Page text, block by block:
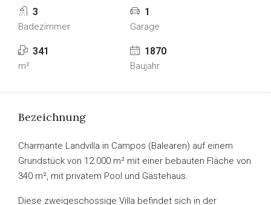
3
Badezimmer
1
Garage
341
m²
1870
Baujahr
Bezeichnung
Charmante Landvilla in Campos (Balearen) auf einem
Grundstück von 12.000 m² mit einer bebauten Fläche von
340 m², mit privatem Pool und Gästehaus.
Diese zweigeschossige Villa befindet sich in der